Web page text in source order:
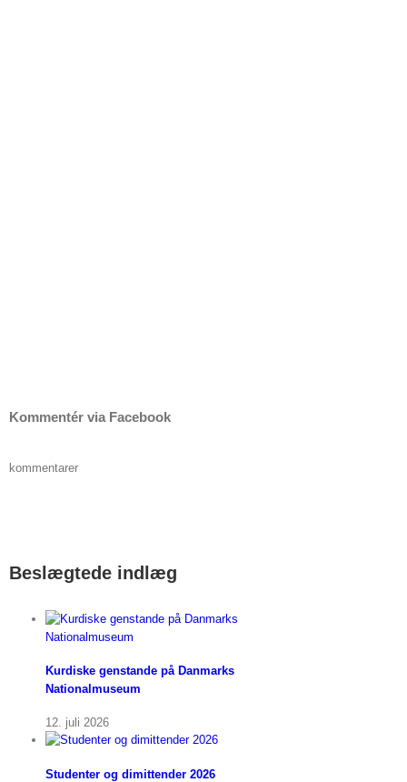
Kommentér via Facebook
kommentarer
Beslægtede indlæg
Kurdiske genstande på Danmarks
Nationalmuseum
12. juli 2026
Studenter og dimittender 2026